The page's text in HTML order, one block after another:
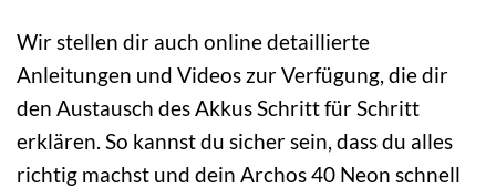
Wir stellen dir auch online detaillierte
Anleitungen und Videos zur Verfügung, die dir
den Austausch des Akkus Schritt für Schritt
erklären. So kannst du sicher sein, dass du alles
richtig machst und dein Archos 40 Neon schnell